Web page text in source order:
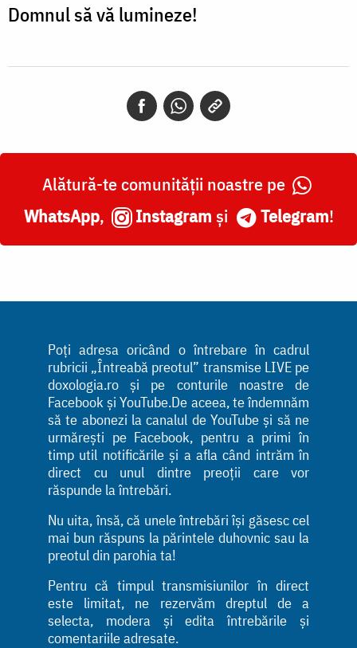
Domnul să vă lumineze!
Alătură-te comunității noastre pe
WhatsApp, Instagram și Telegram!
Poți adresa oricând o întrebare în cadrul
rubricii „Întreabă preotul” transmise LIVE pe
doxologia.ro și pe conturile noastre de
Facebook și YouTube.De aceea, te îndemnăm
să te abonezi la canalul de YouTube și să ne
urmărești pe Facebook, pentru a primi în
timp util notificările și a afla când intrăm în
direct cu unul dintre preoții care vor
răspunde la întrebări.
Nu uita, însă, că unele întrebări își găsesc cel
mai bun răspuns la părintele duhovnic sau la
preotul din parohia ta!
Pentru că timpul transmisiunilor în direct
este limitat, ne rezervăm dreptul de a
selecta, modera și edita întrebările și
comentariile adresate.